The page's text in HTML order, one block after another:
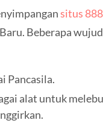
situs
Beberapa
Pancasila.
alat untuk